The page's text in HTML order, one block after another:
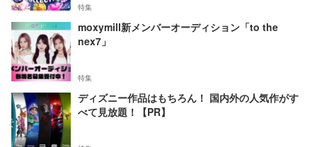
特集
moxymill新メンバーオーディション「to the
nex7」
特集
ディズニー作品はもちろん！ 国内外の人気作がす
べて見放題！【PR】